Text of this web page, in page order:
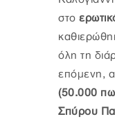
στο
όλη τη
επόμενη,
(50.000
Σπύρου